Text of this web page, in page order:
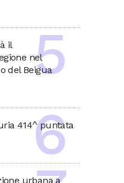
il
nel
del Beigua
414^ puntata
urbana a